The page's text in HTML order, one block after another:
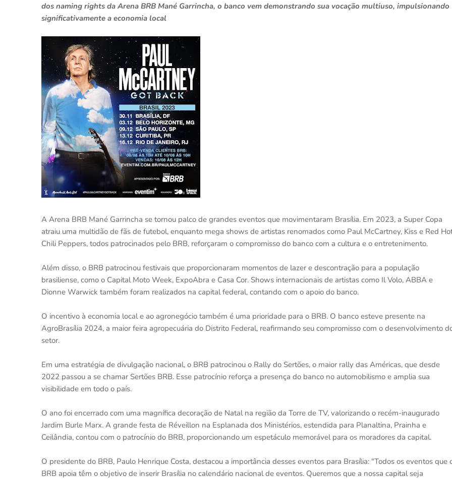
dos naming rights da Arena BRB Mané Garrincha, o banco vem demonstrando sua vocação multiuso, impulsionando
significativamente a economia local
A Arena BRB Mané Garrincha se tornou palco de grandes eventos que movimentaram Brasília. Em 2023, a Super Copa
atraiu uma multidão de fãs de futebol, enquanto mega shows de artistas renomados como Paul McCartney, Kiss e Red
Chili Peppers, todos patrocinados pelo BRB, reforçaram o compromisso do banco com a cultura e o entretenimento.
Além disso, o BRB patrocinou festivais que proporcionaram momentos de lazer e descontração para a população
brasiliense, como o Capital Moto Week, ExpoAbra e Casa Cor. Shows internacionais de artistas como Il Volo, ABBA e
Dionne Warwick também foram realizados na capital federal, contando com o apoio do banco.
O incentivo à economia local e ao agronegócio também é uma prioridade para o BRB. O banco esteve presente na
AgroBrasília 2024, a maior feira agropecuária do Distrito Federal, reafirmando seu compromisso com o desenvolvimento
setor.
Em uma estratégia de divulgação nacional, o BRB patrocinou o Rally do Sertões, o maior rally das Américas, que desde
2022 passou a se chamar Sertões BRB. Esse patrocínio reforça a presença do banco no automobilismo e amplia sua
visibilidade em todo o país.
O ano foi encerrado com uma magnífica decoração de Natal na região da Torre de TV, valorizando o recém-inaugurado
Jardim Burle Marx. A grande festa de Réveillon na Esplanada dos Ministérios, estendida para Planaltina, Prainha e
Ceilândia, contou com o patrocínio do BRB, proporcionando um espetáculo memorável para os moradores da capital.
O presidente do BRB, Paulo Henrique Costa, destacou a importância desses eventos para Brasília: "Todos os eventos que
BRB apoia têm o objetivo de inserir Brasília no calendário nacional de eventos. Queremos que a nossa capital seja